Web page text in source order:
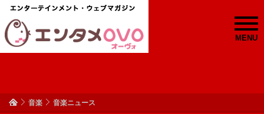
MENU
音楽 音楽ニュース